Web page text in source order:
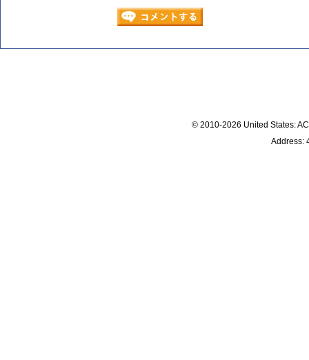
© 2010-2026 United States:
Address: